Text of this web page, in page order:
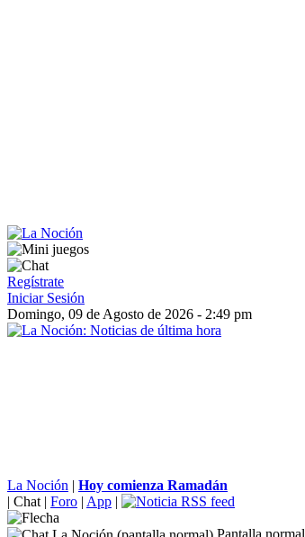
Regístrate
Iniciar Sesión
Domingo, 09 de Agosto de 2026 - 2:49 pm
La Noción | Hoy comienza Ramadán
| Chat | Foro | App |
Pantalla normal